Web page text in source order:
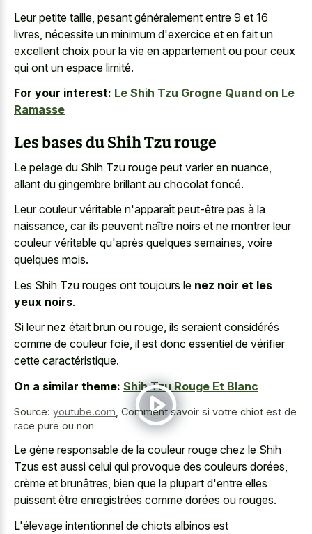
Leur petite taille, pesant généralement entre 9 et 16
livres, nécessite un minimum d'exercice et en fait un
excellent choix pour la vie en appartement ou pour ceux
qui ont un espace limité.
For your interest: Le Shih Tzu Grogne Quand on Le
Ramasse
Les bases du Shih Tzu rouge
Le pelage du Shih Tzu rouge peut varier en nuance,
allant du gingembre brillant au chocolat foncé.
Leur couleur véritable n'apparaît peut-être pas à la
naissance, car ils peuvent naître noirs et ne montrer leur
couleur véritable qu'après quelques semaines, voire
quelques mois.
Les Shih Tzu rouges ont toujours le nez noir et les
yeux noirs.
Si leur nez était brun ou rouge, ils seraient considérés
comme de couleur foie, il est donc essentiel de vérifier
cette caractéristique.
On a similar theme: Shih Tzu Rouge Et Blanc
Source: youtube.com Comment savoir si votre chiot est de
race pure ou non
Le gène responsable de la couleur rouge chez le Shih
Tzus est aussi celui qui provoque des couleurs dorées,
crème et brunâtres, bien que la plupart d'entre elles
puissent être enregistrées comme dorées ou rouges.
L'élevage intentionnel de chiots albinos est